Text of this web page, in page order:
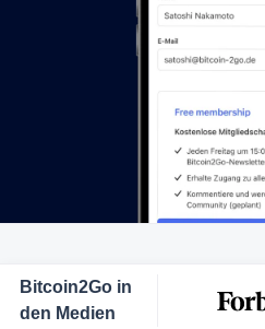
Bitcoin2Go in
den Medien